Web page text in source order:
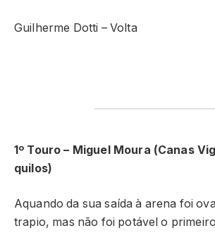
Guilherme Dotti – Volta
1º Touro – Miguel Moura (Canas
quilos)
Aquando da sua saída à arena foi
trapio, mas não foi potável o